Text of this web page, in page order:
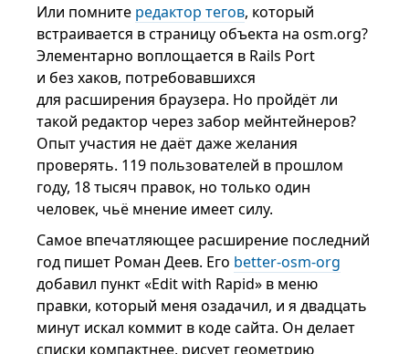
Или помните редактор тегов, который
встраивается в страницу объекта на osm.org?
Элементарно воплощается в Rails Port
и без хаков, потребовавшихся
для расширения браузера. Но пройдёт ли
такой редактор через забор мейнтейнеров?
Опыт участия не даёт даже желания
проверять. 119 пользователей в прошлом
году, 18 тысяч правок, но только один
человек, чьё мнение имеет силу.
Самое впечатляющее расширение последний
год пишет Роман Деев. Его better-osm-org
добавил пункт «Edit with Rapid» в меню
правки, который меня озадачил, и я двадцать
минут искал коммит в коде сайта. Он делает
списки компактнее, рисует геометрию